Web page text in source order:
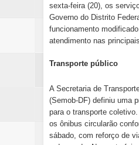
sexta-feira (20), os
Governo do Distrito
funcionamento
atendimento nas
Transporte público
A Secretaria de
(Semob-DF) definiu uma
para o transporte
os ônibus circularão
sábado, com reforço de